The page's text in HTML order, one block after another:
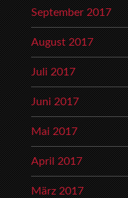
September 2017
August 2017
Juli 2017
Juni 2017
Mai 2017
April 2017
März 2017